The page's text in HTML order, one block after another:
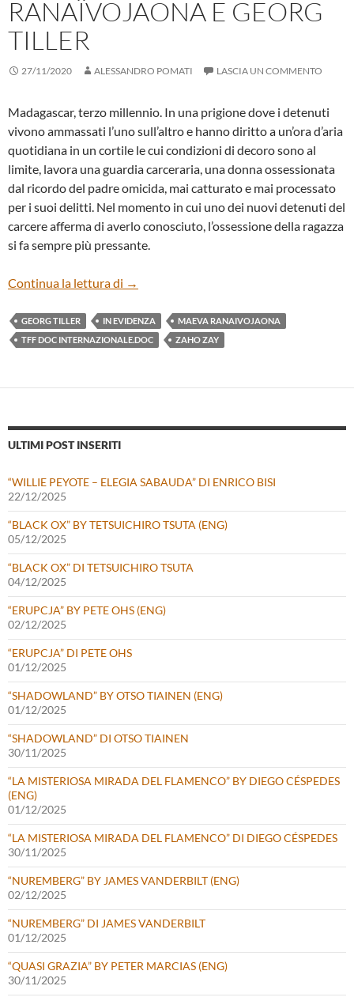
RANAÏVOJAONA E GEORG
TILLER
27/11/2020 ALESSANDRO POMATI LASCIA UN COMMENTO
Madagascar, terzo millennio. In una prigione dove i detenuti
vivono ammassati l’uno sull’altro e hanno diritto a un’ora d’aria
quotidiana in un cortile le cui condizioni di decoro sono al
limite, lavora una guardia carceraria, una donna ossessionata
dal ricordo del padre omicida, mai catturato e mai processato
per i suoi delitti. Nel momento in cui uno dei nuovi detenuti del
carcere afferma di averlo conosciuto, l’ossessione della ragazza
si fa sempre più pressante.
Continua la lettura di “ZAHO ZAY” DI MAÉVA
→
GEORG TILLER IN EVIDENZA
MAEVA RANAIVOJAONA
TFF DOC INTERNAZIONALE.DOC
ZAHO ZAY
ULTIMI POST INSERITI
“WILLIE PEYOTE – ELEGIA SABAUDA” DI ENRICO BISI
22/12/2025
“BLACK OX” BY TETSUICHIRO TSUTA (ENG)
05/12/2025
“BLACK OX” DI TETSUICHIRO TSUTA
04/12/2025
“ERUPCJA” BY PETE OHS (ENG)
02/12/2025
“ERUPCJA” DI PETE OHS
01/12/2025
“SHADOWLAND” BY OTSO TIAINEN (ENG)
01/12/2025
“SHADOWLAND” DI OTSO TIAINEN
30/11/2025
“LA MISTERIOSA MIRADA DEL FLAMENCO” BY DIEGO CÉSPEDES
(ENG)
01/12/2025
“LA MISTERIOSA MIRADA DEL FLAMENCO” DI DIEGO CÉSPEDES
30/11/2025
“NUREMBERG” BY JAMES VANDERBILT (ENG)
02/12/2025
“NUREMBERG” DI JAMES VANDERBILT
01/12/2025
“QUASI GRAZIA” BY PETER MARCIAS (ENG)
30/11/2025